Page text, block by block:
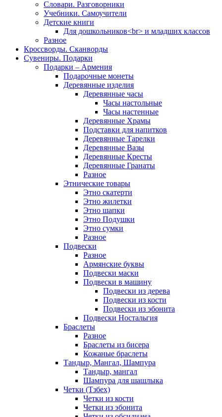
Словари. Разговорники
Учебники. Самоучители
Детские книги
Для дошкольников<br> и младших классов
Разное
Кроссворды. Сканворды
Сувениры. Подарки
Подарки – Армения
Подарочные монеты
Деревянные изделия
Деревянные часы
Часы настольные
Часы настенные
Деревянные Храмы
Подставки для напитков
Деревянные Тарелки
Деревянные Вазы
Деревянные Кресты
Деревянные Гранаты
Разное
Этнические товары
Этно скатерти
Этно жилетки
Этно шапки
Этно Подушки
Этно сумки
Разное
Подвески
Разное
Армянские буквы
Подвески маски
Подвески в машину
Подвески из дерева
Подвески из кости
Подвески из эбонита
Подвески Ностальгия
Браслеты
Разное
Браслеты из бисера
Кожаные браслеты
Тандыр, Мангал, Шампура
Тандыр, мангал
Шампура для шашлыка
Четки (Тзбех)
Четки из кости
Четки из эбонита